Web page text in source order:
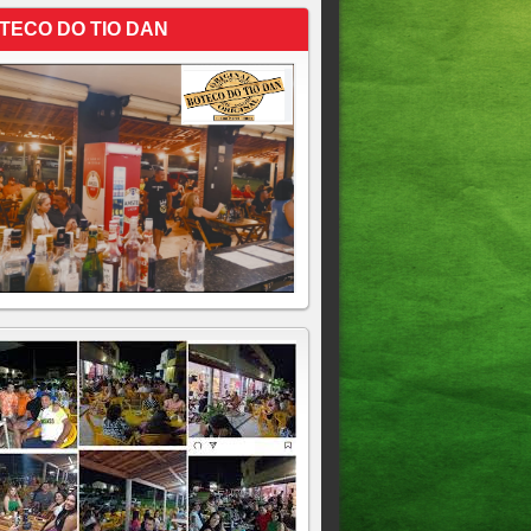
DO TIO DAN